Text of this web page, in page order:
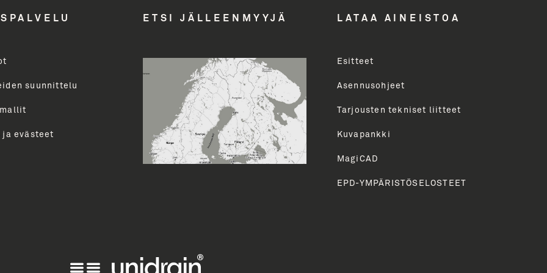
ja paljon muuta.
Email Address
Toimenkuva
LÄHETÄ
suunnittelu
ja evästeet
ETSI JÄLLEENMYYJÄ LATAA AINEISTOA
Esitteet
Asennusohjeet
Tarjousten tekniset liitteet
Kuvapankki
MagiCAD
EPD-YMPÄRISTÖSELOSTEET